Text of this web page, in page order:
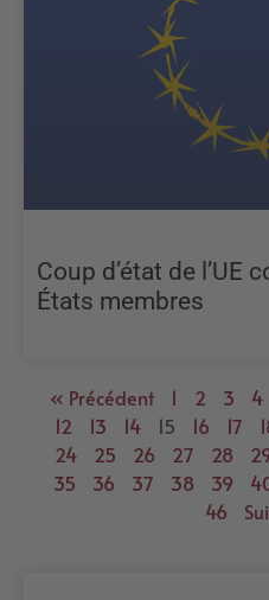
Coup d’état de l’UE
États membres
« Précédent 1 2 3 4
12
13 14 15 16 17
24
25 26 27 28
35
36 37 38 39
46